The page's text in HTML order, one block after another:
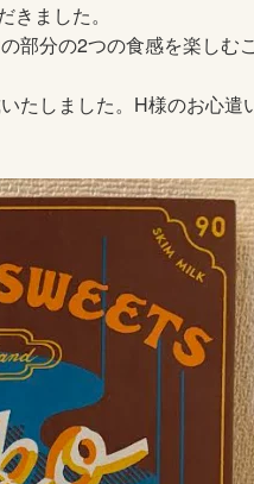
ました。
部分の2つの食感を楽しむ
たしました。 ​H様のお心遣